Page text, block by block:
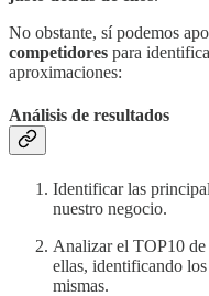
No obstante, sí podemos
competidores para
aproximaciones:
Análisis de resultados
Identificar las
nuestro negocio.
Analizar el TOP10 de
ellas, identificando
mismas.